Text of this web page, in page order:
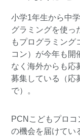
小学1年生から中
グラミングを使っ
もプログラミング
コン）が今年も開
なく海外からも応
募集している（応
で）。
PCNこどもプロ
の機会を届けてい